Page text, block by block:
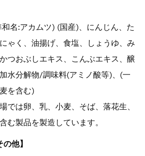
名:アカムツ) (国産)、にんじん、た
ゃく、油揚げ、食塩、しょうゆ、み
つおぶしエキス、こんぶエキス、醸
水分解物/調味料(アミノ酸等)、(一
を含む)
では卵、乳、小麦、そば、落花生、
む製品を製造しています。
他】